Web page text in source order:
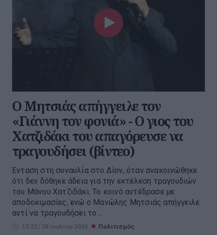
Ο Μητσιάς απήγγειλε τον
«Γιάννη τον φονιά» - Ο γιος του
Χατζιδάκι του απαγόρευσε να
τραγουδήσει (βίντεο)
Ένταση στη συναυλία στο Δίον, όταν ανακοινώθηκε
ότι δεν δόθηκε άδεια για την εκτέλεση τραγουδιών
του Μάνου Χατζιδάκι. Το κοινό αντέδρασε με
αποδοκιμασίες, ενώ ο Μανώλης Μητσιάς απήγγειλε
αντί να τραγουδήσει το ...
13:22 | 28 Ιουλίου 2026 Πολιτισμός